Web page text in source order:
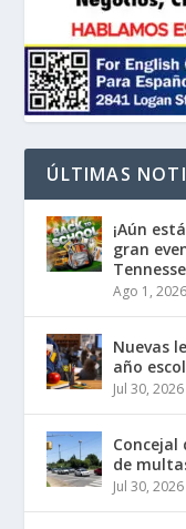
ÚLTIMAS
¡Aún
gran
Ago 1, 2026
Nuevas
año
Jul 30, 2026
Concejal
de
Jul 30, 2026